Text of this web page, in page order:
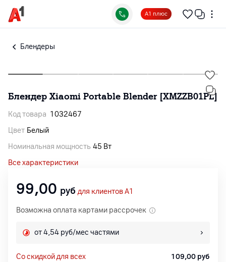
А1 плюс
Блендеры
Блендер Xiaomi Portable Blender [XMZZB01PL]
Код товара 1032467
Цвет Белый
Номинальная мощность 45 Вт
Все характеристики
99,00 руб для клиентов A1
Возможна оплата картами рассрочек
от 4,54 руб/мес частями
со скидкой для всех 109,00 руб